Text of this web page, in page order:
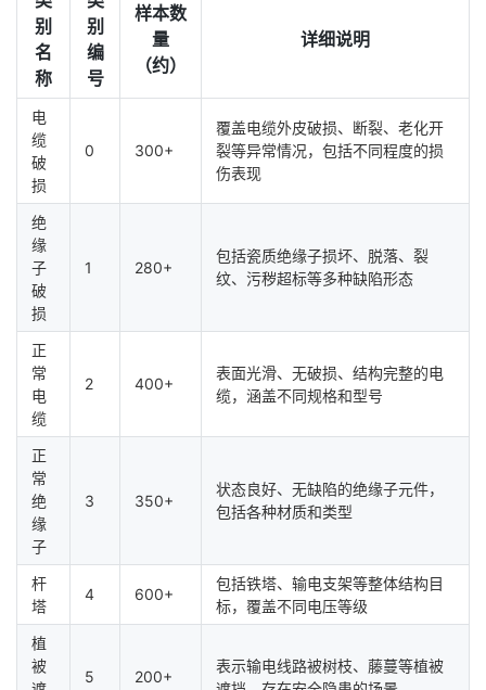
别
名
称
别
编
号
样本数
量
（约）
详细说明
电
缆
破
损
0 300+
覆盖电缆外皮破损、断裂、老化开
裂等异常情况，包括不同程度的损
伤表现
绝
缘
子
破
损
1 280+
包括瓷质绝缘子损坏、脱落、裂
纹、污秽超标等多种缺陷形态
正
常
电
缆
2 400+
表面光滑、无破损、结构完整的电
缆，涵盖不同规格和型号
正
常
绝
缘
子
3 350+
状态良好、无缺陷的绝缘子元件，
包括各种材质和类型
杆
塔
4 600+
包括铁塔、输电支架等整体结构目
标，覆盖不同电压等级
植
被
5 200+
表示输电线路被树枝、藤蔓等植被